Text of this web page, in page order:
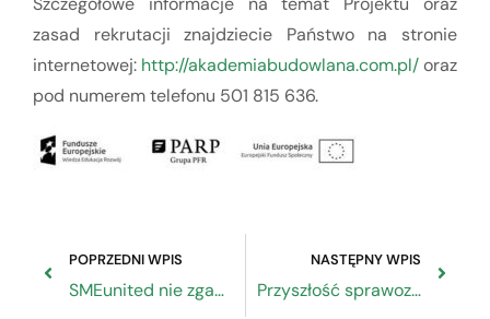
zasad rekrutacji znajdziecie Państwo na stronie
internetowej: http://akademiabudowlana.com.pl/oraz
pod numerem telefonu 501 815 636.
POPRZEDNI WPIS
SMEunited nie zgadza się z wnioskiem Komisji Europejskiej dotyczącym dyrektywy w sprawie płacy minimalnej
NASTĘPNY WPIS
Przyszłość sprawozdawczości pozafinansowej organizacji MŚP